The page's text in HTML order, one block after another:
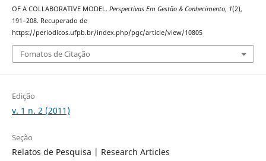
OF A COLLABORATIVE MODEL. Perspectivas Em Gestão & Conhecimento, 1(2),
191–208. Recuperado de
https://periodicos.ufpb.br/index.php/pgc/article/view/10805
Fomatos de Citação
Edição
v. 1 n. 2 (2011)
Seção
Relatos de Pesquisa | Research Articles